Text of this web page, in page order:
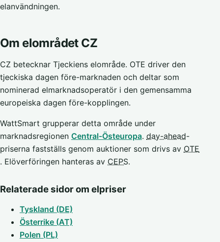
elanvändningen.
Om elområdet CZ
CZ betecknar Tjeckiens elområde. OTE driver den
tjeckiska dagen före-marknaden och deltar som
nominerad elmarknadsoperatör i den gemensamma
europeiska dagen före-kopplingen.
WattSmart grupperar detta område under
marknadsregionen Central-Östeuropa. day-ahead-
priserna fastställs genom auktioner som drivs av OTE
. Elöverföringen hanteras av CEPS.
Relaterade sidor om elpriser
Tyskland (DE)
Österrike (AT)
Polen (PL)